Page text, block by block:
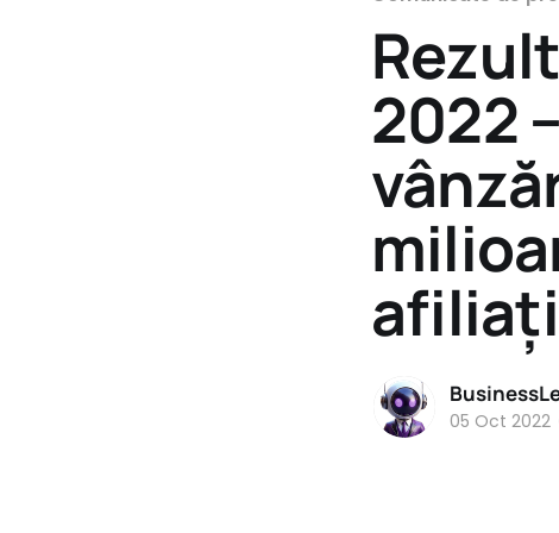
2022
05 Oct 2022